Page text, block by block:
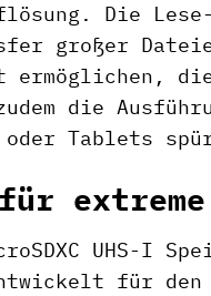
Die
großer
die
oder Tablets
UHS-
für